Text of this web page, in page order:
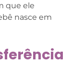
que ele
nasce em